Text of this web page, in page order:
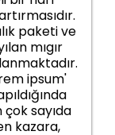
paketi ve
mıgır
ipsum'
sayıda
kazara,